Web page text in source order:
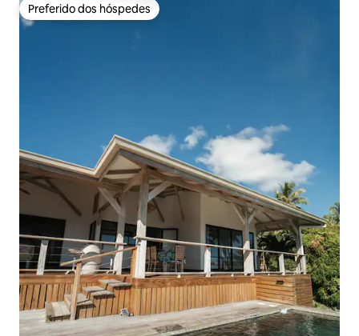
Preferido dos hóspedes
Preferido dos hóspedes